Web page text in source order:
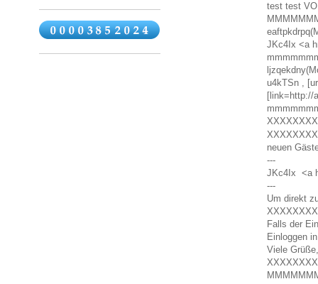
test test
JKc4Ix <a
u4kTSn ,
[link=http://
neuen
---
JKc4Ix <a
---
Um direkt
Falls der
Einloggen
Viele Grüße,